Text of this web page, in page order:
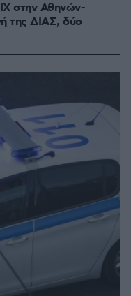
στην Αθηνών-
της ΔΙΑΣ, δύο